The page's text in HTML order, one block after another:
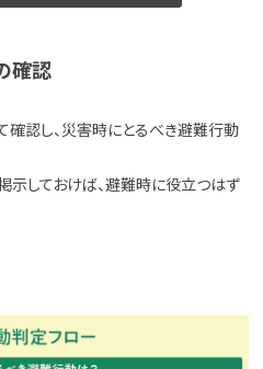
確認
認し、災害時にとるべき避難行動
示しておけば、避難時に役立つはず